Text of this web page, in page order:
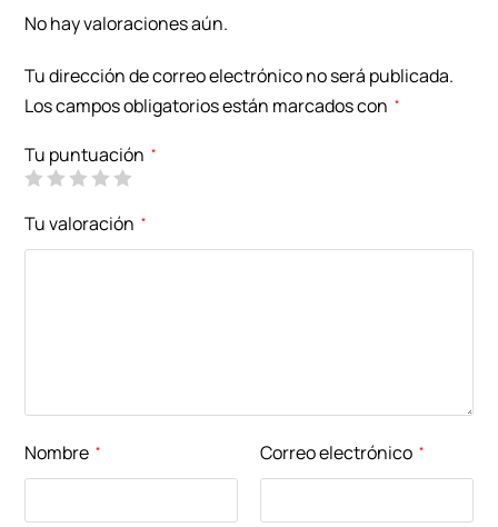
No hay valoraciones aún.
Tu dirección de correo electrónico no será publicada.
Los campos obligatorios están marcados con *
Tu puntuación *
Tu valoración *
Nombre * Correo electrónico *